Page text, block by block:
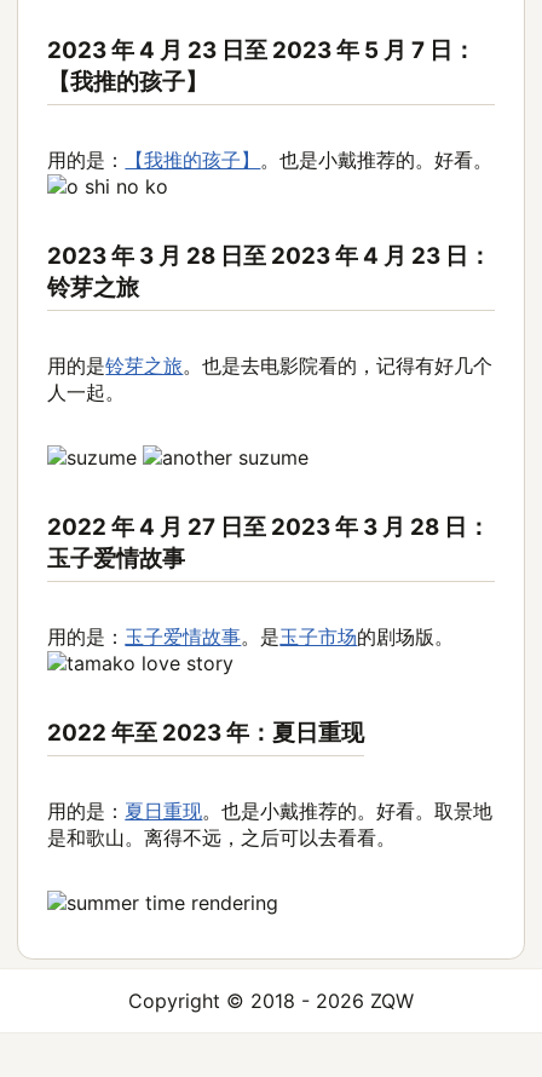
2023 年 4 月 23 日至 2023 年 5 月 7 日：
【我推的孩子】
用的是： 【我推的孩子】 。也是小戴推荐的。好看。
2023 年 3 月 28 日至 2023 年 4 月 23 日：
铃芽之旅
用的是铃芽之旅。也是去电影院看的，记得有好几个
人一起。
2022 年 4 月 27 日至 2023 年 3 月 28 日：
玉子爱情故事
用的是： 玉子爱情故事。是玉子市场的剧场版。
2022 年至 2023 年：夏日重现
用的是： 夏日重现。也是小戴推荐的。好看。取景地
是和歌山。离得不远，之后可以去看看。
Copyright © 2018 - 2026 ZQW